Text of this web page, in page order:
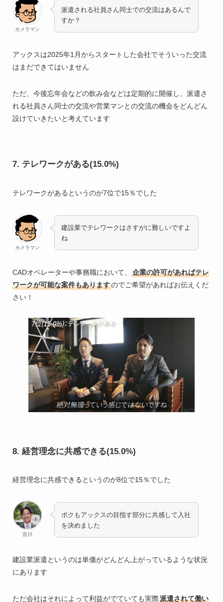
カメラマン
派遣される社員さん同士での交流はあるんで
すか？
アックスは2025年1月からスタートした会社でそういった交流
はまだできてはいません
ただ、今後忘年会などの飲み会などは定期的に開催し、派遣さ
れる社員さん同士の交流や営業マンとの交流の機会をどんどん
設けていきたいと考えています
7. テレワークがある(15.0%)
テレワークがあるというのが7位で15％でした
カメラマン
建設業でテレワークはさすがに難しいですよ
ね
CADオペレーターや事務職において、
企業の許可があればテレ
ワークが可能な案件もありますのでご希望があればお伝えくだ
さい！
8. 経営理念に共感できる(15.0%)
経営理念に共感できるというのが8位で15％でした
宮川
ボクもアックスの目指す部分に共感して入社
を決めました
建設業派遣というのは単価がどんどん上がっているような状況
にあります
ただ会社はそれによって利益がでていても実際派遣されて働い